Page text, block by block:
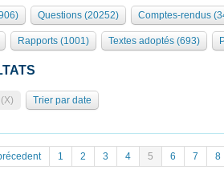
organes
des Présidents Bureau Collège des
clés
de l'Assemblée ... )
palais Bourbon
Questions (20252) Comptes-rendus
Rapports (1001) Textes adoptés (693)
Trier par date
1 2 3 4 5 6 7 8